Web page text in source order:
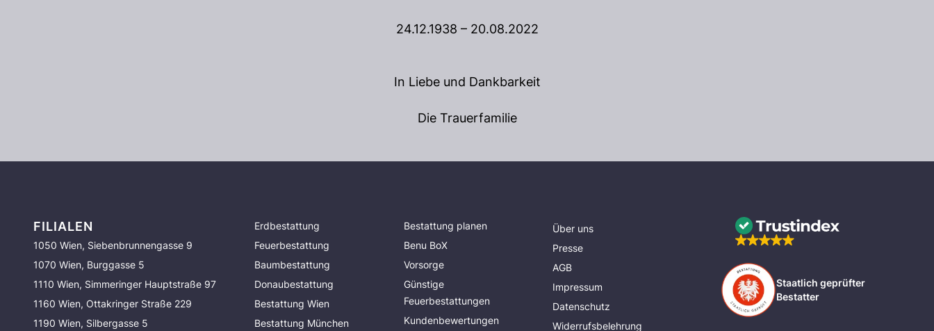
24.12.1938 – 20.08.2022
In Liebe und Dankbarkeit
Die Trauerfamilie
FILIALEN
1050 Wien, Siebenbrunnengasse 9
1070 Wien, Burggasse 5
1110 Wien, Simmeringer Hauptstraße 97
1160 Wien, Ottakringer Straße 229
1190 Wien, Silbergasse 5
Erdbestattung
Feuerbestattung
Baumbestattung
Donaubestattung
Bestattung Wien
Bestattung München
Bestattung planen
Benu BoX
Vorsorge
Günstige
Feuerbestattungen
Kundenbewertungen
Über uns
Presse
AGB
Impressum
Datenschutz
Widerrufsbelehrung
Staatlich geprüfter
Bestatter